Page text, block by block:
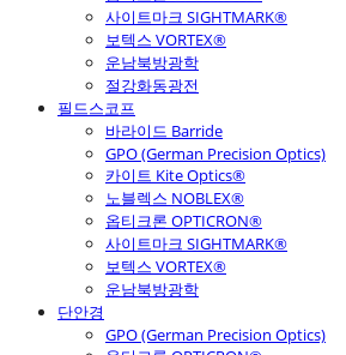
사이트마크 SIGHTMARK®
보텍스 VORTEX®
운남북방광학
절강화동광전
필드스코프
바라이드 Barride
GPO (German Precision Optics)
카이트 Kite Optics®
노블렉스 NOBLEX®
옵티크론 OPTICRON®
사이트마크 SIGHTMARK®
보텍스 VORTEX®
운남북방광학
단안경
GPO (German Precision Optics)